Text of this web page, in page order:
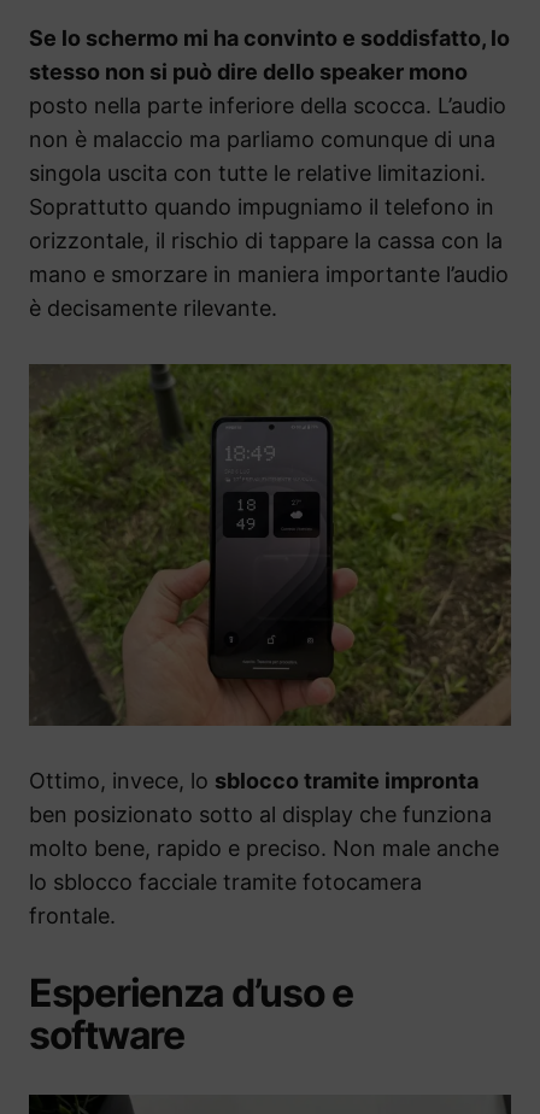
Se lo schermo mi ha convinto e soddisfatto, lo
stesso non si può dire dello speaker mono
posto nella parte inferiore della scocca. L’audio
non è malaccio ma parliamo comunque di una
singola uscita con tutte le relative limitazioni.
Soprattutto quando impugniamo il telefono in
orizzontale, il rischio di tappare la cassa con la
mano e smorzare in maniera importante l’audio
è decisamente rilevante.
Ottimo, invece, lo sblocco tramite impronta
ben posizionato sotto al display che funziona
molto bene, rapido e preciso. Non male anche
lo sblocco facciale tramite fotocamera
frontale.
Esperienza d’uso e
software